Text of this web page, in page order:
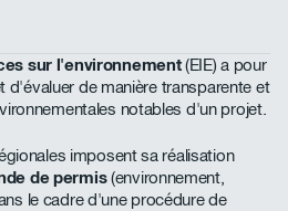
sur l'environnement(EIE) a pour
d'évaluer de manière transparente et
notables d'un projet.
imposent sa réalisation
de permis(environnement,
le cadre d'une procédure de